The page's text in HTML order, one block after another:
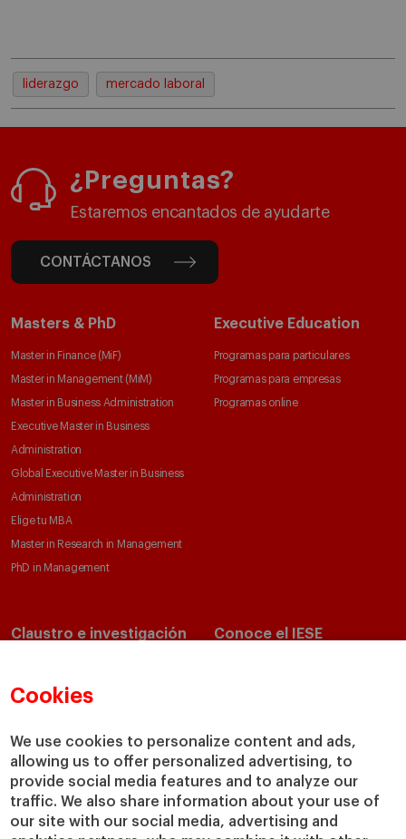
Cookies
We use cookies to personalize content and ads,
allowing us to offer personalized advertising, to
provide social media features and to analyze our
traffic. We also share information about your use of
our site with our social media, advertising and
liderazgo mercado laboral
¿Preguntas?
Estaremos encantados de ayudarte
CONTÁCTANOS
Masters & PhD
Master in Finance (MiF)
Master in Management (MiM)
Master in Business Administration
Executive Master in Business
Administration
Global Executive Master in Business
Administration
Elige tu MBA
Master in Research in Management
PhD in Management
Executive Education
Programas para particulares
Programas para empresas
Programas online
Claustro e investigación
Departamentos académicos
Cátedras
IESE Insight
IESE Publishing
Conoce el IESE
Nuestro impacto
Colabora con el IESE
Servicios
Biblioteca